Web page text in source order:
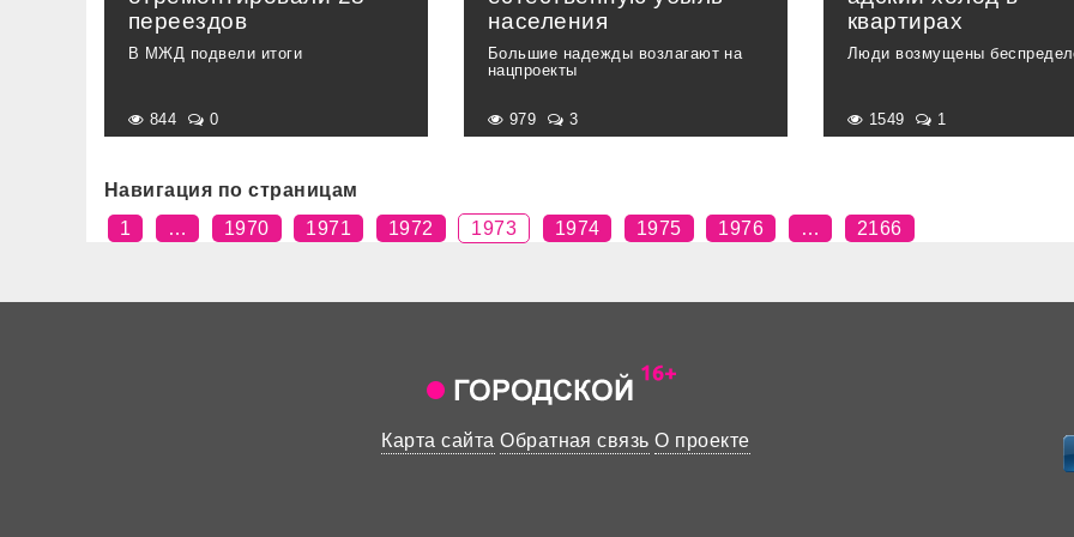
переездов
В МЖД подвели итоги
844 0
населения
Большие надежды возлагают на
нацпроекты
979 3
квартирах
Люди возмущены
1549 1
Навигация по страницам
1
… 1970 1971 1972 1973 1974 1975 1976 … 2166
Карта сайта Обратная связь О проекте